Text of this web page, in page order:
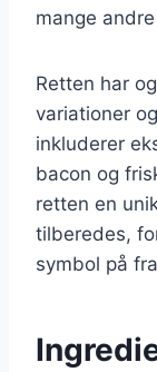
mange
Retten har
variationer
inkluderer
bacon og
retten en
tilberedes,
symbol på